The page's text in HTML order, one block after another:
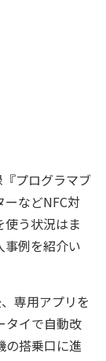
プログラマブ
などNFC対
う状況はま
事例を紹介い
専用アプリを
タイで自動改
の搭乗口に進